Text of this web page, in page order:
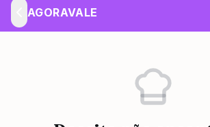
AGORAVALE